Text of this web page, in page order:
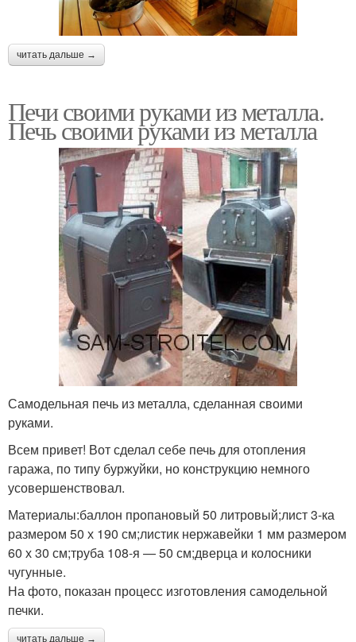
читать дальше →
Печи своими руками из металла.
Печь своими руками из металла
Самодельная печь из металла, сделанная своими
руками.
Всем привет! Вот сделал себе печь для отопления
гаража, по типу буржуйки, но конструкцию немного
усовершенствовал.
Материалы:баллон пропановый 50 литровый;лист 3-ка
размером 50 х 190 см;листик нержавейки 1 мм размером
60 х 30 см;труба 108-я — 50 см;дверца и колосники
чугунные.
На фото, показан процесс изготовления самодельной
печки.
читать дальше →